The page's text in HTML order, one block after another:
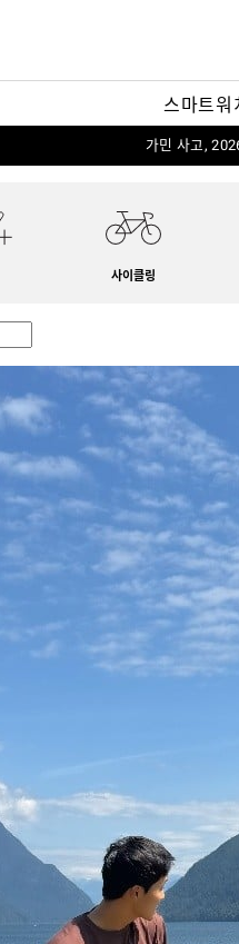
스마트워
가민 사고,
사이클링